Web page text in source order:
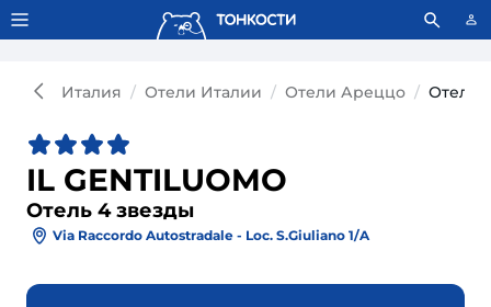
Тонкости используют сookie-файлы. Что это значит?
Италия Отели Италии Отели Ареццо Отель
IL GENTILUOMO
Отель 4 звезды
Via Raccordo Autostradale - Loc. S.Giuliano 1/A